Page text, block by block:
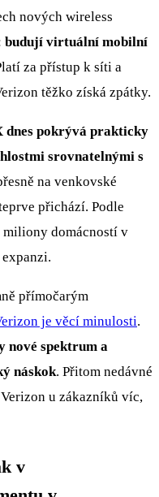
nových wireless
budují virtuální mobilní
za přístup k síti a
těžko získá zpátky.
dnes pokrývá prakticky
srovnatelnými s
na venkovské
přichází. Podle
domácností v
přímočarým
je věcí minulosti.
nové spektrum a
náskok. Přitom nedávné
u zákazníků víc,
v